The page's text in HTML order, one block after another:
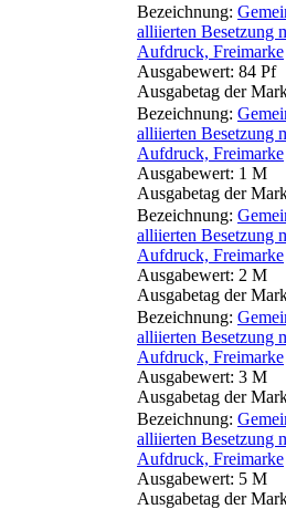
Bezeichnung:
alliierten Besetzung
Aufdruck, Freimarke
Ausgabewert: 84 Pf
Ausgabetag der
Bezeichnung:
alliierten Besetzung
Aufdruck, Freimarke
Ausgabewert: 1 M
Ausgabetag der
Bezeichnung:
alliierten Besetzung
Aufdruck, Freimarke
Ausgabewert: 2 M
Ausgabetag der
Bezeichnung:
alliierten Besetzung
Aufdruck, Freimarke
Ausgabewert: 3 M
Ausgabetag der
Bezeichnung:
alliierten Besetzung
Aufdruck, Freimarke
Ausgabewert: 5 M
Ausgabetag der